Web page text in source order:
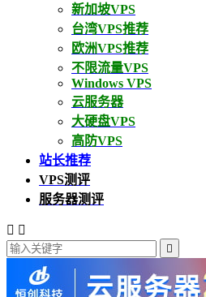
新加坡VPS
台湾VPS推荐
欧洲VPS推荐
不限流量VPS
Windows VPS
云服务器
大硬盘VPS
高防VPS
站长推荐
VPS测评
服务器测评
 
